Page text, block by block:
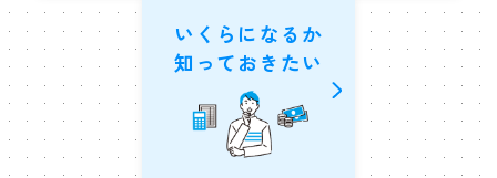
いくらになるか
知っておきたい